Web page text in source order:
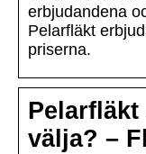
erbjudandena
Pelarfläkt
priserna.
Pelarfläkt
välja? –